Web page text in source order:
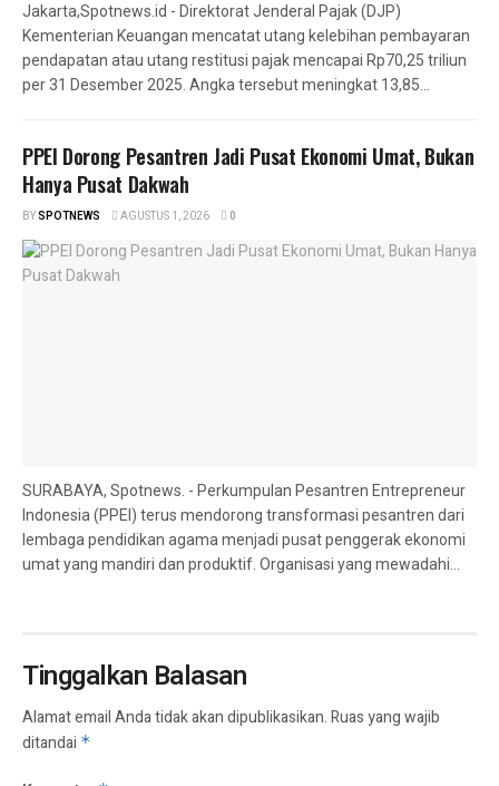
Jakarta,Spotnews.id - Direktorat Jenderal Pajak (DJP)
Kementerian Keuangan mencatat utang kelebihan pembayaran
pendapatan atau utang restitusi pajak mencapai Rp70,25 triliun
per 31 Desember 2025. Angka tersebut meningkat 13,85...
PPEI Dorong Pesantren Jadi Pusat Ekonomi Umat, Bukan
Hanya Pusat Dakwah
BYSPOTNEWS AGUSTUS 1, 2026 0
SURABAYA, Spotnews. - Perkumpulan Pesantren Entrepreneur
Indonesia (PPEI) terus mendorong transformasi pesantren dari
lembaga pendidikan agama menjadi pusat penggerak ekonomi
umat yang mandiri dan produktif. Organisasi yang mewadahi...
Tinggalkan Balasan
Alamat email Anda tidak akan dipublikasikan.Ruas yang wajib
ditandai *